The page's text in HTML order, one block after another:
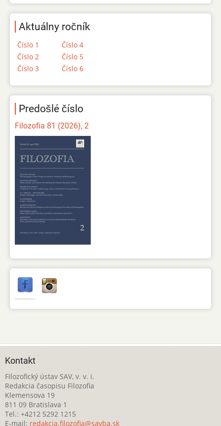
Aktuálny ročník
Číslo 1
Číslo 2
Číslo 3
Číslo 4
Číslo 5
Číslo 6
Predošlé číslo
Filozofia 81 (2026), 2
Kontakt
Filozofický ústav SAV, v. v. i.
Redakcia časopisu Filozofia
Klemensova 19
811 09 Bratislava 1
Tel.: +4212 5292 1215
E-mail: redakcia.filozofia@savba.sk